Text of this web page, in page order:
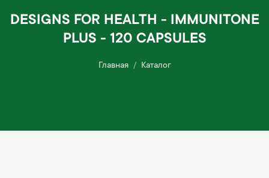
DESIGNS FOR HEALTH - IMMUNITONE
PLUS - 120 CAPSULES
Главная Каталог